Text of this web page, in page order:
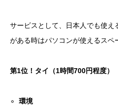
サービスとして、日本人でも使え
がある時はパソコンが使えるスペ
第1位！タイ（1時間700円程度）
環境